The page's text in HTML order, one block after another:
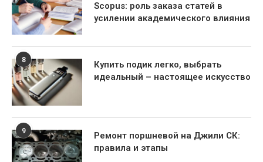
Scopus: роль заказа статей в
усилении академического влияния
8
Купить подик легко, выбрать
идеальный – настоящее искусство
9
Ремонт поршневой на Джили СК:
правила и этапы